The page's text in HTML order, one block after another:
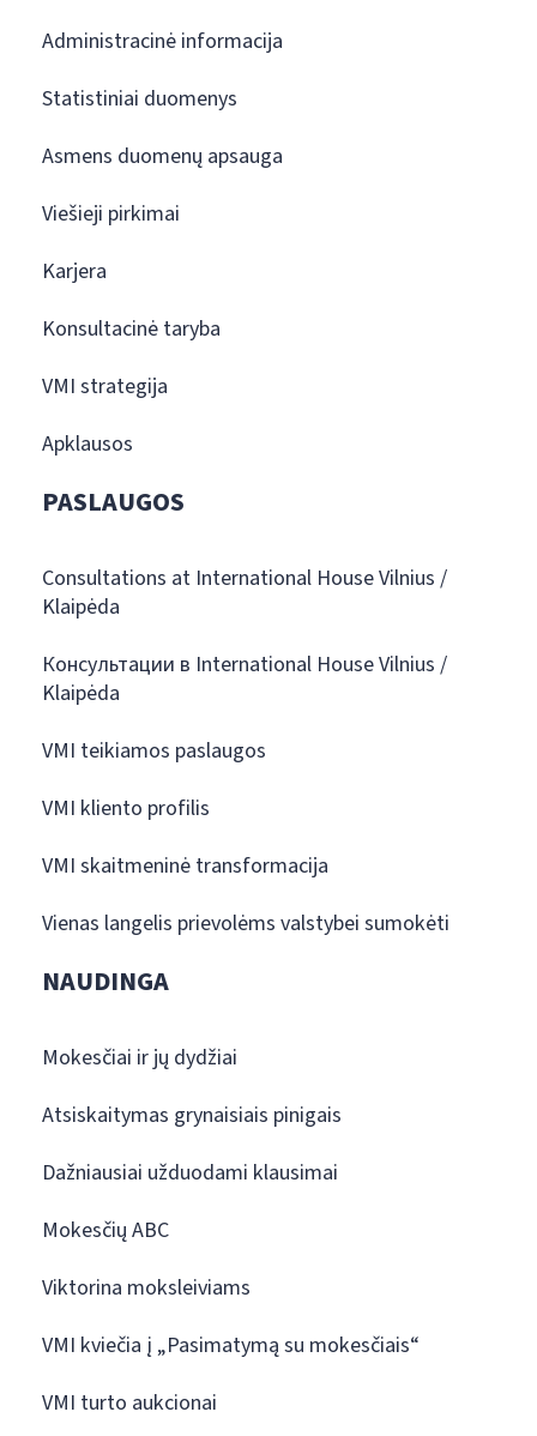
Administracinė informacija
Statistiniai duomenys
Asmens duomenų apsauga
Viešieji pirkimai
Karjera
Konsultacinė taryba
VMI strategija
Apklausos
PASLAUGOS
Consultations at International House Vilnius /
Klaipėda
Консультации в International House Vilnius /
Klaipėda
VMI teikiamos paslaugos
VMI kliento profilis
VMI skaitmeninė transformacija
Vienas langelis prievolėms valstybei sumokėti
NAUDINGA
Mokesčiai ir jų dydžiai
Atsiskaitymas grynaisiais pinigais
Dažniausiai užduodami klausimai
Mokesčių ABC
Viktorina moksleiviams
VMI kviečia į „Pasimatymą su mokesčiais“
VMI turto aukcionai